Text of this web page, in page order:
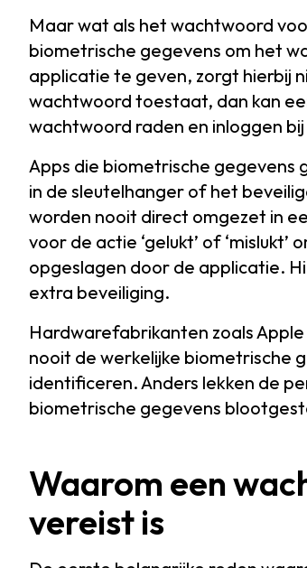
Maar wat als het wachtwoord
biometrische gegevens om het
applicatie te geven, zorgt hierbij
wachtwoord toestaat, dan kan
wachtwoord raden en inloggen
Apps die biometrische gegevens
in de sleutelhanger of het
worden nooit direct omgezet in
voor de actie ‘gelukt’ of
opgeslagen door de applicatie.
extra beveiliging.
Hardwarefabrikanten zoals
nooit de werkelijke biometrische
identificeren. Anders lekken de
biometrische gegevens
Waarom een
vereist is